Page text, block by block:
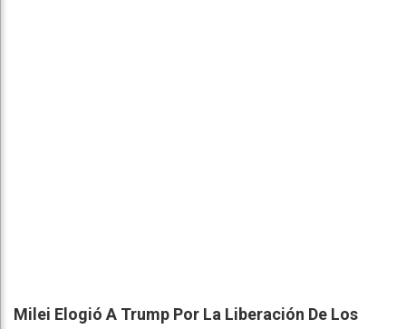
Milei Elogió A Trump Por La Liberación De Los